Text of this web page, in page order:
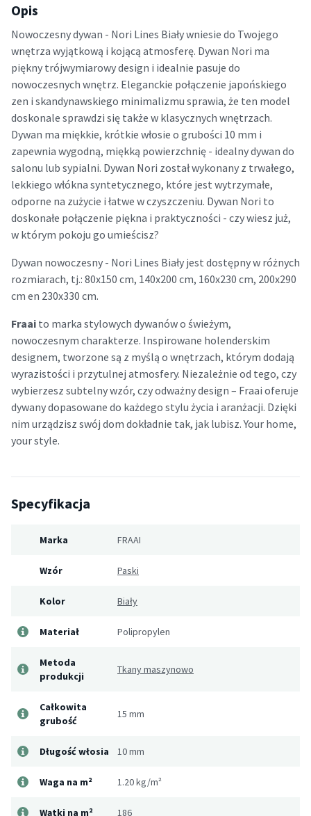
Opis
Nowoczesny dywan - Nori Lines Biały wniesie do Twojego
wnętrza wyjątkową i kojącą atmosferę. Dywan Nori ma
piękny trójwymiarowy design i idealnie pasuje do
nowoczesnych wnętrz. Eleganckie połączenie japońskiego
zen i skandynawskiego minimalizmu sprawia, że ten model
doskonale sprawdzi się także w klasycznych wnętrzach.
Dywan ma miękkie, krótkie włosie o grubości 10 mm i
zapewnia wygodną, miękką powierzchnię - idealny dywan do
salonu lub sypialni. Dywan Nori został wykonany z trwałego,
lekkiego włókna syntetycznego, które jest wytrzymałe,
odporne na zużycie i łatwe w czyszczeniu. Dywan Nori to
doskonałe połączenie piękna i praktyczności - czy wiesz już,
w którym pokoju go umieścisz?
Dywan nowoczesny - Nori Lines Biały jest dostępny w różnych
rozmiarach, tj.: 80x150 cm, 140x200 cm, 160x230 cm, 200x290
cm en 230x330 cm.
Fraai to marka stylowych dywanów o świeżym,
nowoczesnym charakterze. Inspirowane holenderskim
designem, tworzone są z myślą o wnętrzach, którym dodają
wyrazistości i przytulnej atmosfery. Niezależnie od tego, czy
wybierzesz subtelny wzór, czy odważny design – Fraai oferuje
dywany dopasowane do każdego stylu życia i aranżacji. Dzięki
nim urządzisz swój dom dokładnie tak, jak lubisz. Your home,
your style.
Specyfikacja
Marka FRAAI
Wzór Paski
Kolor Biały
Materiał Polipropylen
Metoda
produkcji
Tkany maszynowo
Całkowita
grubość
15 mm
Długość włosia 10 mm
Waga na m² 1.20 kg/m²
Wątki na m² 186